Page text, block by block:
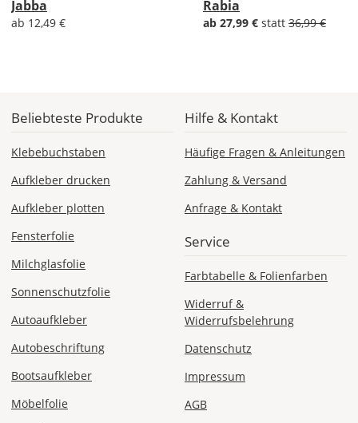
Bestellwert:
Die
Checkout
Jabba
ab 12,49 €
Rabia
ab 27,99 € statt 36,99 €
Beliebteste Produkte
Klebebuchstaben
Aufkleber drucken
Aufkleber plotten
Fensterfolie
Milchglasfolie
Sonnenschutzfolie
Autoaufkleber
Autobeschriftung
Bootsaufkleber
Möbelfolie
Hilfe & Kontakt
Häufige Fragen & Anleitungen
Zahlung & Versand
Anfrage & Kontakt
Service
Farbtabelle & Folienfarben
Widerruf &
Widerrufsbelehrung
Datenschutz
Impressum
AGB